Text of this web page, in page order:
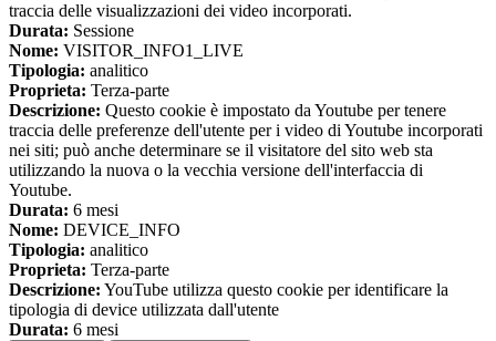
traccia delle visualizzazioni dei video incorporati.
Durata: Sessione
Nome: VISITOR_INFO1_LIVE
Tipologia: analitico
Proprieta: Terza-parte
Descrizione: Questo cookie è impostato da Youtube per tenere
traccia delle preferenze dell'utente per i video di Youtube incorporati
nei siti; può anche determinare se il visitatore del sito web sta
utilizzando la nuova o la vecchia versione dell'interfaccia di
Youtube.
Durata: 6 mesi
Nome: DEVICE_INFO
Tipologia: analitico
Proprieta: Terza-parte
Descrizione: YouTube utilizza questo cookie per identificare la
tipologia di device utilizzata dall'utente
Durata: 6 mesi